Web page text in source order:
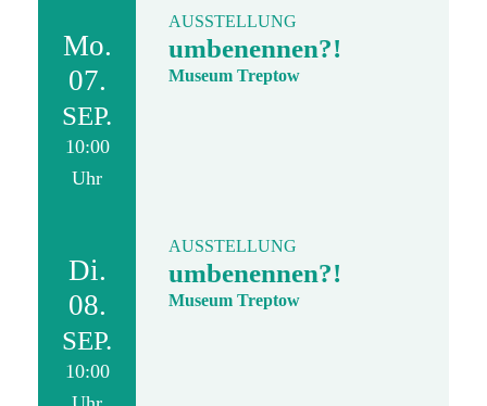
Mo.
07.
SEP.
10:00
Uhr
AUSSTELLUNG
umbenennen?!
Museum Treptow
Di.
08.
SEP.
10:00
AUSSTELLUNG
umbenennen?!
Museum Treptow